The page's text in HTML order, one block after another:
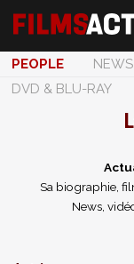
PEOPLE NEWS
DVD & BLU-RAY
Sa biographie,
News,